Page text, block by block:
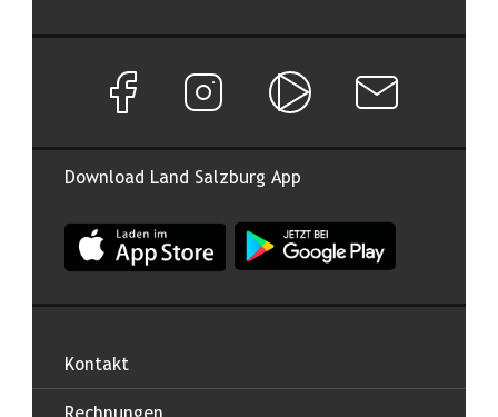
Download Land Salzburg App
App Land Salzburg im Apple App Store
App Land Salzburg im
Facebook Seite von Land Salzburg
Instagram Seite von Land Salzburg
Salzburg ONNewsletter
Kontakt